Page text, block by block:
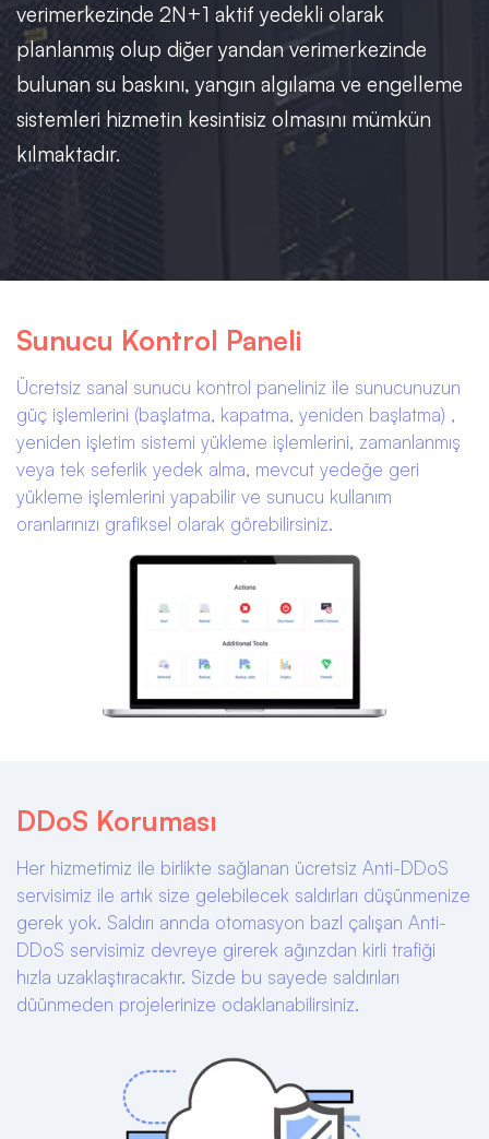
verimerkezinde 2N+1 aktif yedekli olarak
planlanmış olup diğer yandan verimerkezinde
bulunan su baskını, yangın algılama ve engelleme
sistemleri hizmetin kesintisiz olmasını mümkün
kılmaktadır.
Sunucu Kontrol Paneli
Ücretsiz sanal sunucu kontrol paneliniz ile sunucunuzun
güç işlemlerini (başlatma, kapatma, yeniden başlatma) ,
yeniden işletim sistemi yükleme işlemlerini, zamanlanmış
veya tek seferlik yedek alma, mevcut yedeğe geri
yükleme işlemlerini yapabilir ve sunucu kullanım
oranlarınızı grafiksel olarak görebilirsiniz.
DDoS Koruması
Her hizmetimiz ile birlikte sağlanan ücretsiz Anti-DDoS
servisimiz ile artık size gelebilecek saldırları düşünmenize
gerek yok. Saldırı annda otomasyon bazl çalışan Anti-
DDoS servisimiz devreye girerek ağınzdan kirli trafiği
hızla uzaklaştıracaktır. Sizde bu sayede saldırıları
düünmeden projelerinize odaklanabilirsiniz.